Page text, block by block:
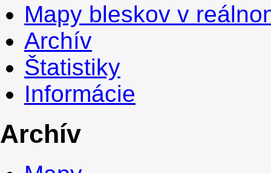
Mapy bleskov v
Archív
Štatistiky
Informácie
Archív